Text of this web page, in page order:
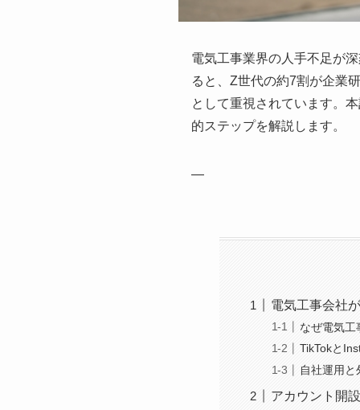
電気工事業界の人手不足が
ると、Z世代の約7割が企業
として重視されています。
的ステップを解説します。
—
電気工事会社
なぜ電気工
TikTokと
自社運用と
アカウント開